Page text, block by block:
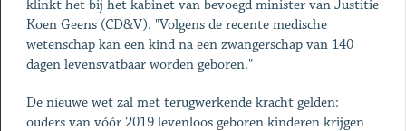
klinkt het bij het kabinet van bevoegd minister van Justitie
Koen Geens (CD&V). "Volgens de recente medische
wetenschap kan een kind na een zwangerschap van 140
dagen levensvatbaar worden geboren."
De nieuwe wet zal met terugwerkende kracht gelden:
ouders van vóór 2019 levenloos geboren kinderen krijgen